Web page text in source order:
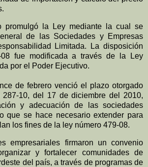
promulgó la Ley mediante la cual se
de las Sociedades y Empresas
Limitada. La disposición
08 fue modificada a través de la Ley
por el Poder Ejecutivo.
de febrero venció el plazo otorgado
10, del 17 de diciembre del 2010,
y adecuación de las sociedades
que se hace necesario extender para
los fines de la ley número 479-08.
empresariales firmaron un convenio
y fortalecer comunidades de
del país, a través de programas de